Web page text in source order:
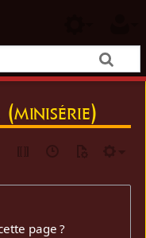
page ?